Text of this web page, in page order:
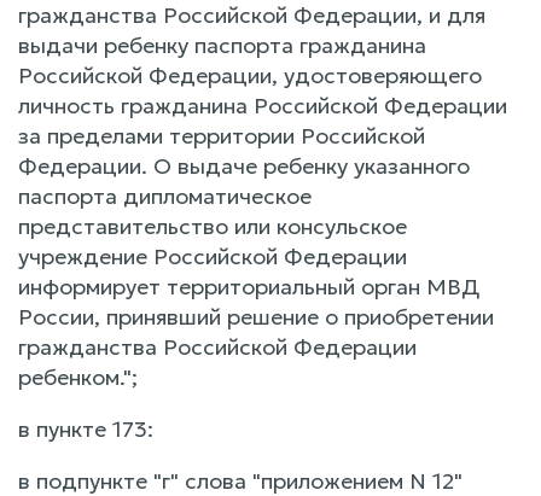
гражданства Российской Федерации, и для
выдачи ребенку паспорта гражданина
Российской Федерации, удостоверяющего
личность гражданина Российской Федерации
за пределами территории Российской
Федерации. О выдаче ребенку указанного
паспорта дипломатическое
представительство или консульское
учреждение Российской Федерации
информирует территориальный орган МВД
России, принявший решение о приобретении
гражданства Российской Федерации
ребенком.";
в пункте 173:
в подпункте "г" слова "приложением N 12"